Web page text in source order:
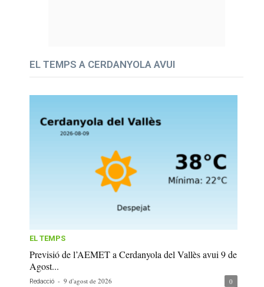
EL TEMPS A CERDANYOLA AVUI
EL TEMPS
Previsió de l’AEMET a Cerdanyola del Vallès avui 9 de
Agost...
Redacció - 9 d'agost de 2026 0